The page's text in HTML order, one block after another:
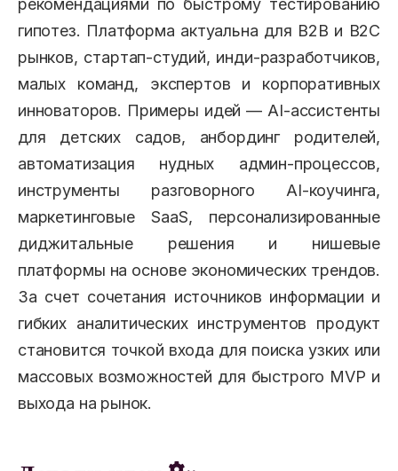
рекомендациями по быстрому тестированию
гипотез. Платформа актуальна для B2B и B2C
рынков, стартап-студий, инди-разработчиков,
малых команд, экспертов и корпоративных
инноваторов. Примеры идей — AI-ассистенты
для детских садов, анбординг родителей,
автоматизация нудных админ-процессов,
инструменты разговорного AI-коучинга,
маркетинговые SaaS, персонализированные
диджитальные решения и нишевые
платформы на основе экономических трендов.
За счет сочетания источников информации и
гибких аналитических инструментов продукт
становится точкой входа для поиска узких или
массовых возможностей для быстрого MVP и
выхода на рынок.